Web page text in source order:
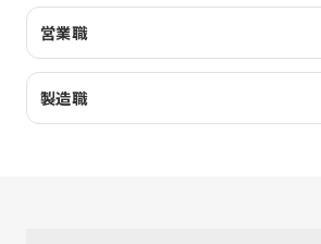
営業職
製造職